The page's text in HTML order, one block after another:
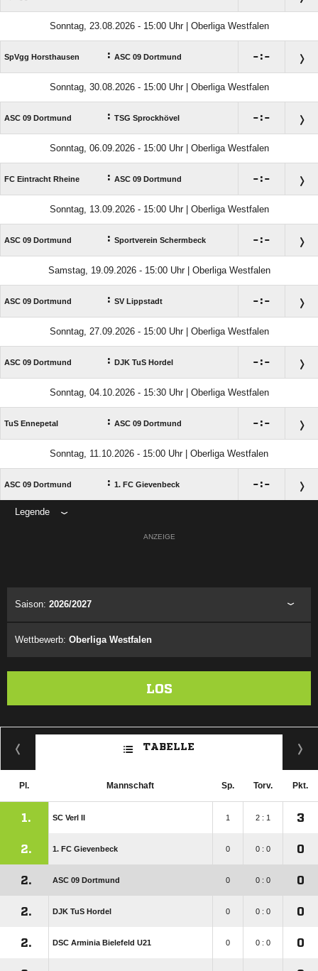
Sonntag, 23.08.2026 - 15:00 Uhr | Oberliga Westfalen
SpVgg Horsthausen : ASC 09 Dortmund :
Sonntag, 30.08.2026 - 15:00 Uhr | Oberliga Westfalen
ASC 09 Dortmund : TSG Sprockhövel :
Sonntag, 06.09.2026 - 15:00 Uhr | Oberliga Westfalen
FC Eintracht Rheine : ASC 09 Dortmund :
Sonntag, 13.09.2026 - 15:00 Uhr | Oberliga Westfalen
ASC 09 Dortmund : Sportverein Schermbeck :
Samstag, 19.09.2026 - 15:00 Uhr | Oberliga Westfalen
ASC 09 Dortmund : SV Lippstadt :
Sonntag, 27.09.2026 - 15:00 Uhr | Oberliga Westfalen
ASC 09 Dortmund : DJK TuS Hordel :
Sonntag, 04.10.2026 - 15:30 Uhr | Oberliga Westfalen
TuS Ennepetal : ASC 09 Dortmund :
Sonntag, 11.10.2026 - 15:00 Uhr | Oberliga Westfalen
ASC 09 Dortmund : 1. FC Gievenbeck :
Legende
ANZEIGE
Saison: 2026/2027
Wettbewerb: Oberliga Westfalen
LOS
TABELLE
Pl. Mannschaft Sp. Torv. Pkt.
1. SC Verl II 1 2 : 1 3
2. 1. FC Gievenbeck 0 0 : 0 0
2. ASC 09 Dortmund 0 0 : 0 0
2. DJK TuS Hordel 0 0 : 0 0
2. DSC Arminia Bielefeld U21 0 0 : 0 0